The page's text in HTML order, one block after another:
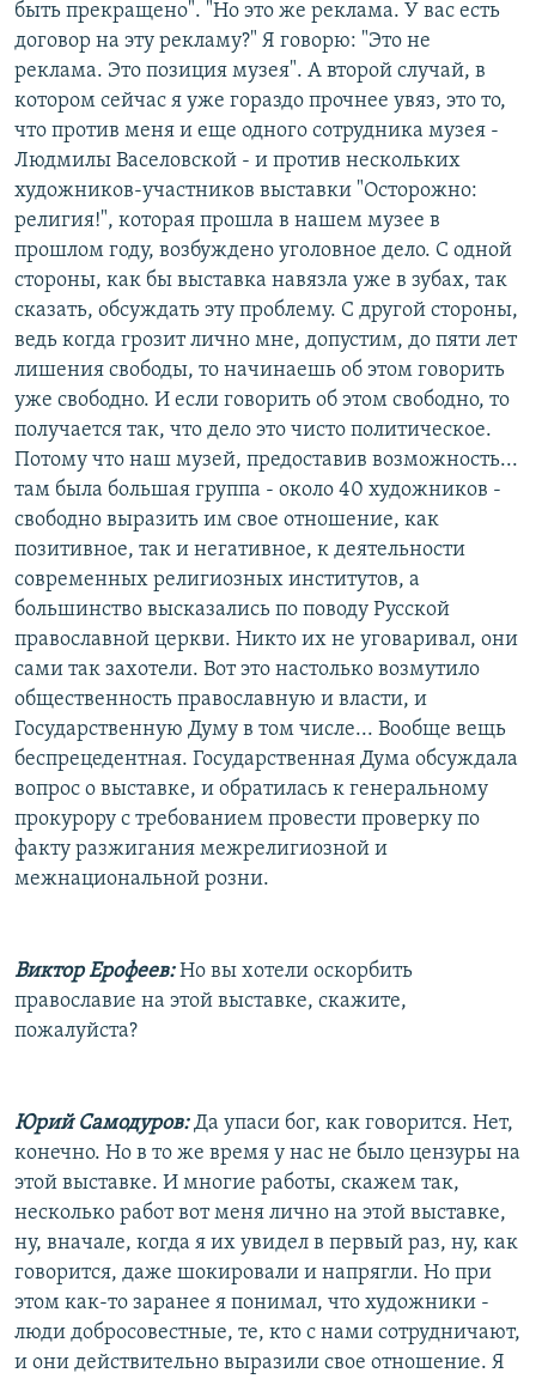
быть прекращено". "Но это же реклама. У вас есть
договор на эту рекламу?" Я говорю: "Это не
реклама. Это позиция музея". А второй случай, в
котором сейчас я уже гораздо прочнее увяз, это то,
что против меня и еще одного сотрудника музея -
Людмилы Васеловской - и против нескольких
художников-участников выставки "Осторожно:
религия!", которая прошла в нашем музее в
прошлом году, возбуждено уголовное дело. С одной
стороны, как бы выставка навязла уже в зубах, так
сказать, обсуждать эту проблему. С другой стороны,
ведь когда грозит лично мне, допустим, до пяти лет
лишения свободы, то начинаешь об этом говорить
уже свободно. И если говорить об этом свободно, то
получается так, что дело это чисто политическое.
Потому что наш музей, предоставив возможность...
там была большая группа - около 40 художников -
свободно выразить им свое отношение, как
позитивное, так и негативное, к деятельности
современных религиозных институтов, а
большинство высказались по поводу Русской
православной церкви. Никто их не уговаривал, они
сами так захотели. Вот это настолько возмутило
общественность православную и власти, и
Государственную Думу в том числе... Вообще вещь
беспрецедентная. Государственная Дума обсуждала
вопрос о выставке, и обратилась к генеральному
прокурору с требованием провести проверку по
факту разжигания межрелигиозной и
межнациональной розни.
Виктор Ерофеев:Но вы хотели оскорбить
православие на этой выставке, скажите,
пожалуйста?
Юрий Самодуров:Да упаси бог, как говорится. Нет,
конечно. Но в то же время у нас не было цензуры на
этой выставке. И многие работы, скажем так,
несколько работ вот меня лично на этой выставке,
ну, вначале, когда я их увидел в первый раз, ну, как
говорится, даже шокировали и напрягли. Но при
этом как-то заранее я понимал, что художники -
люди добросовестные, те, кто с нами сотрудничают,
и они действительно выразили свое отношение. Я